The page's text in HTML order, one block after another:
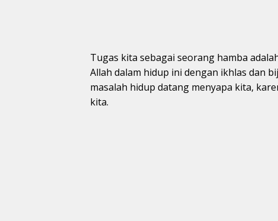
Tugas kita sebagai seorang hamba
Allah dalam hidup ini dengan ikhlas dan
masalah hidup datang menyapa kita,
kita.